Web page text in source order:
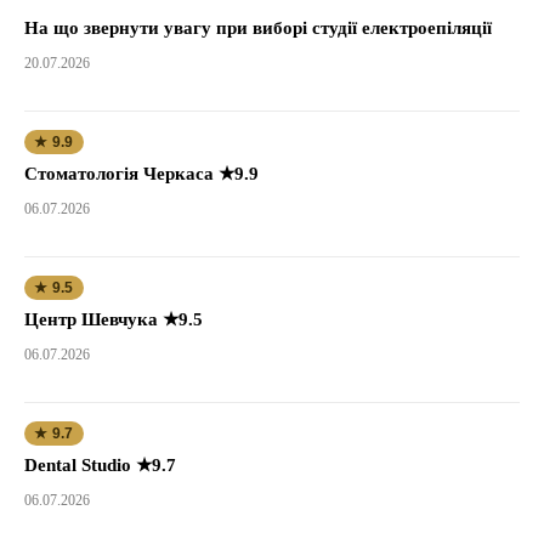
На що звернути увагу при виборі студії електроепіляції
20.07.2026
★ 9.9
Стоматологія Черкаса ★9.9
06.07.2026
★ 9.5
Центр Шевчука ★9.5
06.07.2026
★ 9.7
Dental Studio ★9.7
06.07.2026